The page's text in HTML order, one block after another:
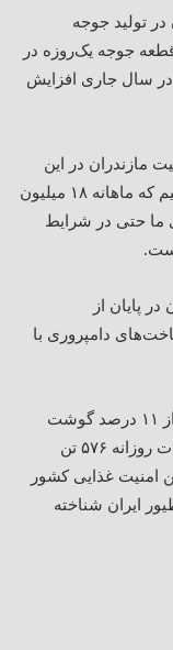
تولید جوجه
سال گذشته ۳۸۳ میلیون قطعه جوجه یک‌روزه در
سال جاری افزایش
مازندران در این
حوزه دانست و تاکید کرد: ما تنها استانی هستیم که ماهانه ۱۸ میلیون
ما حتی در شرایط
.
پایان از
دامپروری با
بر اساس این گزارش، مازندران با تولید بیش از ۱۱ درصد گوشت
مرغ کشور و کسب رتبه نخست ملی، با صادرات روزانه ۵۷۶ تن
امنیت غذایی کشور
ایران شناخته